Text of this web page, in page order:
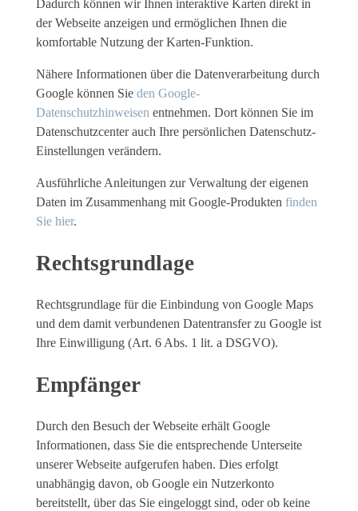
Dadurch können wir Ihnen interaktive Karten direkt in
der Webseite anzeigen und ermöglichen Ihnen die
komfortable Nutzung der Karten-Funktion.
Nähere Informationen über die Datenverarbeitung durch
Google können Sie den Google-
Datenschutzhinweisen entnehmen. Dort können Sie im
Datenschutzcenter auch Ihre persönlichen Datenschutz-
Einstellungen verändern.
Ausführliche Anleitungen zur Verwaltung der eigenen
Daten im Zusammenhang mit Google-Produkten finden
Sie hier.
Rechtsgrundlage
Rechtsgrundlage für die Einbindung von Google Maps
und dem damit verbundenen Datentransfer zu Google ist
Ihre Einwilligung (Art. 6 Abs. 1 lit. a DSGVO).
Empfänger
Durch den Besuch der Webseite erhält Google
Informationen, dass Sie die entsprechende Unterseite
unserer Webseite aufgerufen haben. Dies erfolgt
unabhängig davon, ob Google ein Nutzerkonto
bereitstellt, über das Sie eingeloggt sind, oder ob keine